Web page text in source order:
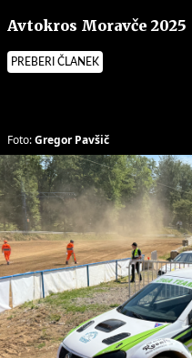
Avtokros Moravče 2025
PREBERI ČLANEK
Foto:Gregor Pavšič